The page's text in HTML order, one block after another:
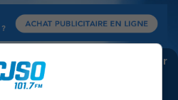
Pour ne rien manquer
abonne-toi à notre infolettre :